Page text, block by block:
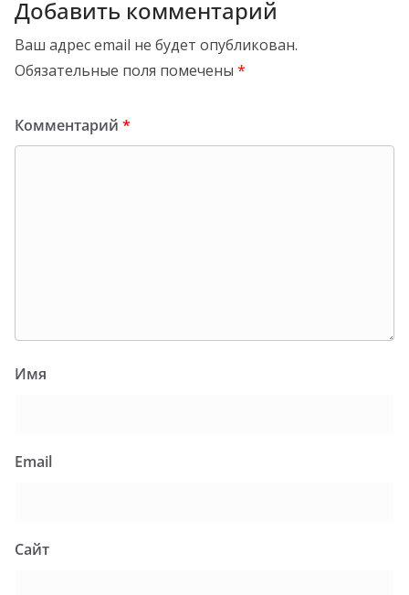
Добавить комментарий
Ваш адрес email не будет опубликован.
Обязательные поля помечены *
Комментарий *
Имя
Email
Сайт